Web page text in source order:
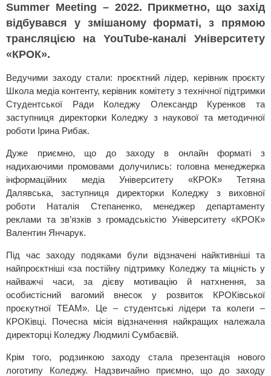
Summer Meeting – 2022. Прикметно, що захід
відбувався у змішаному форматі, з прямою
трансляцією на YouTube-каналі Університету
«КРОК».
Ведучими заходу стали: проєктний лідер, керівник проєкту
Школа медіа контенту, керівник комітету з технічної підтримки
Студентської Ради Коледжу Олександр Куренков та
заступниця директорки Коледжу з наукової та методичної
роботи Ірина Рибак.
Дуже приємно, що до заходу в онлайн форматі з
надихаючими промовами долучились: головна менеджерка
інформаційних медіа Університету «КРОК» Тетяна
Далявська, заступниця директорки Коледжу з виховної
роботи Наталія Степаненко, менеджер департаменту
реклами та зв’язків з громадськістю Університету «КРОК»
Валентин Янчарук.
Під час заходу подяками були відзначені найктивніші та
найпроєктніші «за постійну підтримку Коледжу та міцність у
найважчі часи, за дієву мотивацію й натхнення, за
особистісний вагомий внесок у розвиток КРОКівської
проєкутної TEAM». Це – студентські лідери та колеги –
КРОКівці. Почесна місія відзначення найкращих належала
директорці Коледжу Людмилі Сумбаєвій.
Крім того, родзинкою заходу стала презентація нового
логотипу Коледжу. Надзвичайно приємно, що до заходу